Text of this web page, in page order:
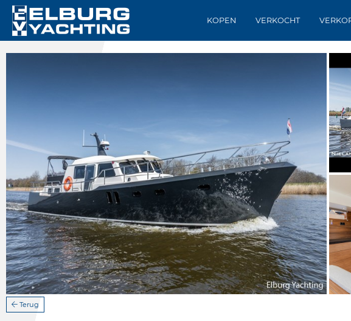
KOPEN VERKOCHT
Terug